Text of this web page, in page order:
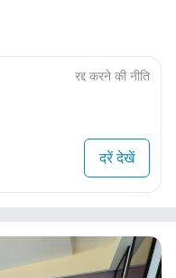
रद्द करने की नीति
दरें देखें